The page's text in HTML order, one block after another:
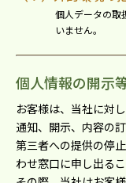
個⼈データの取
いません。
個⼈情報の開⽰
お客様は、当社に対
通知、開⽰、内容の
第三者への提供の停
わせ窓⼝に申し出るこ